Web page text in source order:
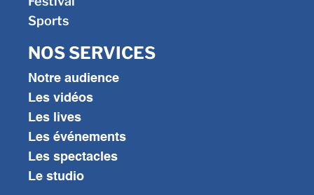
Sports
NOS SERVICES
Notre audience
Les vidéos
Les lives
Les événements
Les spectacles
Le studio